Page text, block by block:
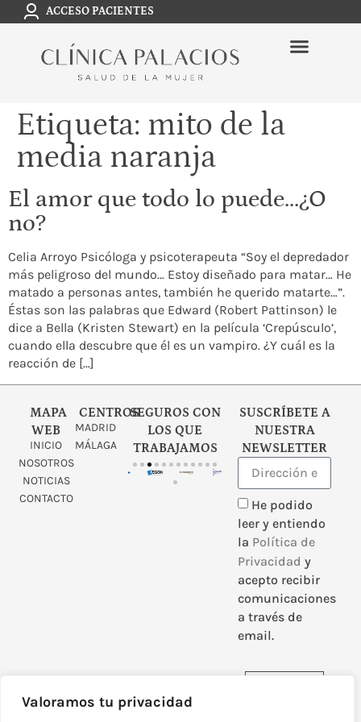
Valoramos tu privacidad
ACCESO PACIENTES
Etiqueta: mito de la
media naranja
El amor que todo lo puede…¿O
no?
Celia Arroyo Psicóloga y psicoterapeuta “Soy el depredador
más peligroso del mundo… Estoy diseñado para matar… He
matado a personas antes, también he querido matarte…”.
Éstas son las palabras que Edward (Robert Pattinson) le
dice a Bella (Kristen Stewart) en la película ‘Crepúsculo’,
cuando ella descubre que él es un vampiro. ¿Y cuál es la
reacción de […]
MAPA
WEB
INICIO
NOSOTROS
NOTICIAS
CONTACTO
CENTROS
MADRID
MÁLAGA
SEGUROS CON
LOS QUE
TRABAJAMOS
SUSCRÍBETE A
NUESTRA
NEWSLETTER
He podido
leer y entiendo
la Política de
Privacidad y
acepto recibir
comunicaciones
a través de
email.